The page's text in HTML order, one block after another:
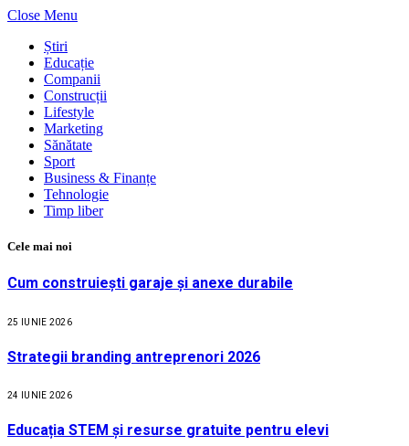
Close Menu
Știri
Educație
Companii
Construcții
Lifestyle
Marketing
Sănătate
Sport
Business & Finanțe
Tehnologie
Timp liber
Cele mai noi
Cum construiești garaje și anexe durabile
25 IUNIE 2026
Strategii branding antreprenori 2026
24 IUNIE 2026
Educația STEM și resurse gratuite pentru elevi